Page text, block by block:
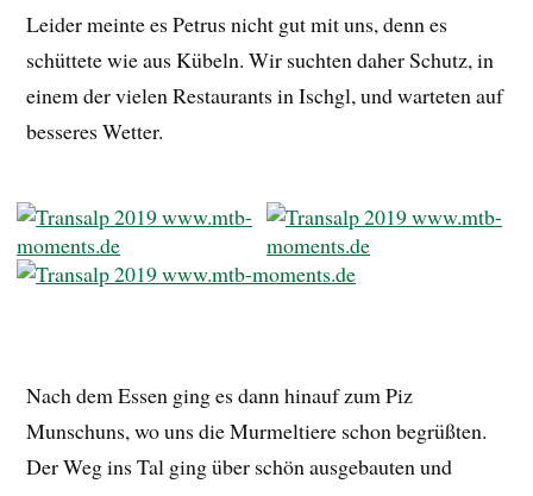
Leider meinte es Petrus nicht gut mit uns, denn es
schüttete wie aus Kübeln. Wir suchten daher Schutz, in
einem der vielen Restaurants in Ischgl, und warteten auf
besseres Wetter.
Nach dem Essen ging es dann hinauf zum Piz
Munschuns, wo uns die Murmeltiere schon begrüßten.
Der Weg ins Tal ging über schön ausgebauten und